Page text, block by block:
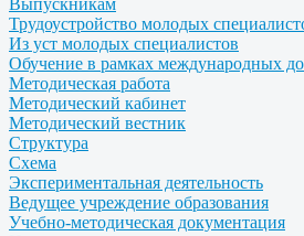
Выпускникам
Трудоустройство молодых
Из уст молодых специалистов
Обучение в рамках международных
Методическая работа
Методический кабинет
Методический вестник
Структура
Схема
Экспериментальная деятельность
Ведущее учреждение образования
Учебно-методическая документация